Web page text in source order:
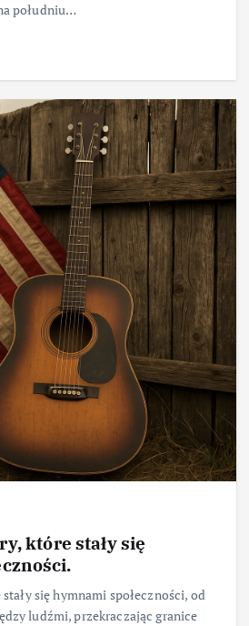
południu…
które stały się
się hymnami społeczności, od
ludźmi, przekraczając granice